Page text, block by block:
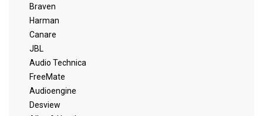
Braven
Harman
Canare
JBL
Audio Technica
FreeMate
Audioengine
Desview